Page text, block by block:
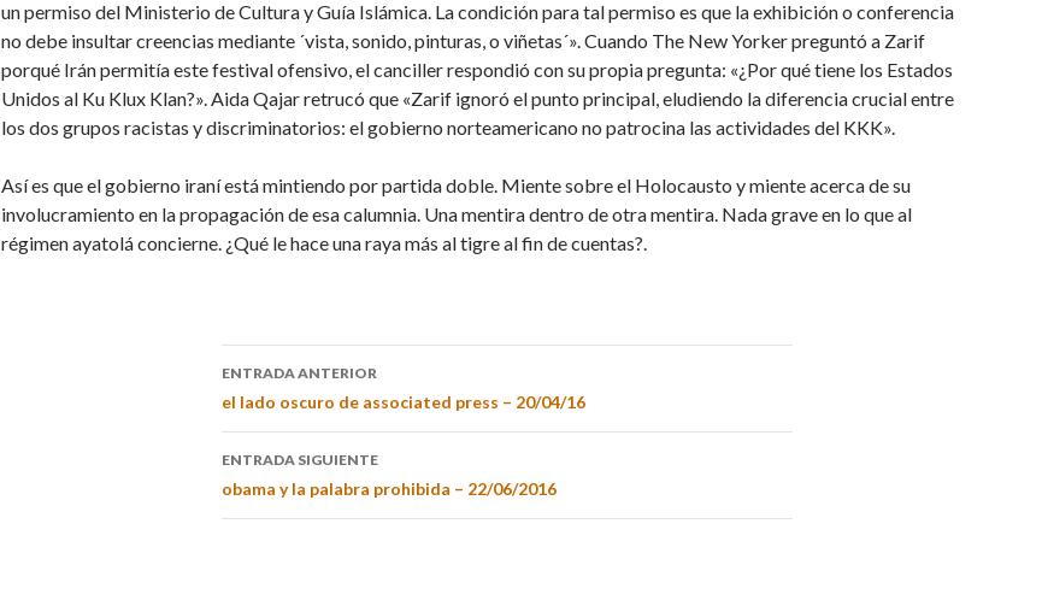
un permiso del Ministerio de Cultura y Guía Islámica. La condición para tal permiso es que la exhibición o conferencia
no debe insultar creencias mediante ´vista, sonido, pinturas, o viñetas´». Cuando The New Yorker preguntó a Zarif
porqué Irán permitía este festival ofensivo, el canciller respondió con su propia pregunta: «¿Por qué tiene los Estados
Unidos al Ku Klux Klan?». Aida Qajar retrucó que «Zarif ignoró el punto principal, eludiendo la diferencia crucial entre
los dos grupos racistas y discriminatorios: el gobierno norteamericano no patrocina las actividades del KKK».
Así es que el gobierno iraní está mintiendo por partida doble. Miente sobre el Holocausto y miente acerca de su
involucramiento en la propagación de esa calumnia. Una mentira dentro de otra mentira. Nada grave en lo que al
régimen ayatolá concierne. ¿Qué le hace una raya más al tigre al fin de cuentas?.
ENTRADA ANTERIOR
el lado oscuro de associated press – 20/04/16
ENTRADA SIGUIENTE
obama y la palabra prohibida – 22/06/2016